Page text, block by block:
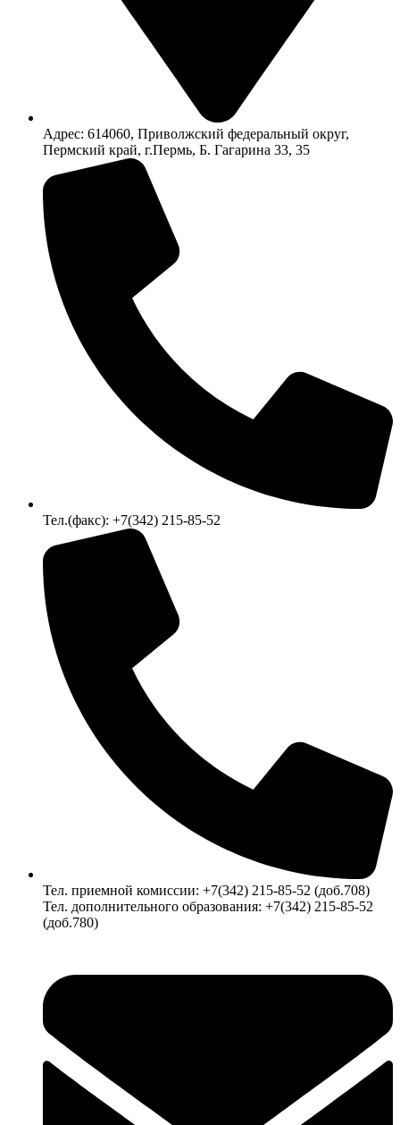
Адрес: 614060, Приволжский федеральный округ,
Пермский край, г.Пермь, Б. Гагарина 33, 35
Тел.(факс): +7(342) 215-85-52
Тел. приемной комиссии: +7(342) 215-85-52 (доб.708)
Тел. дополнительного образования: +7(342) 215-85-52
(доб.780)